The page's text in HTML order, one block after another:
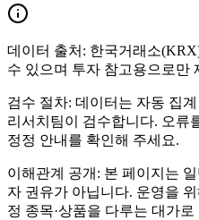
데이터 출처: 한국거래소
수 있으며 투자 참고용으로만
검수 절차: 데이터는 자동 집계
리서치팀이 검수합니다. 오류
정정 안내를 확인해 주세요.
이해관계 공개: 본 페이지는
자 권유가 아닙니다. 운영을
정 종목·상품을 다루는 대가